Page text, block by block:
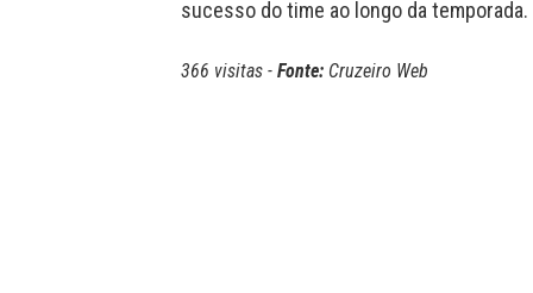
sucesso do time ao longo da temporada.
366 visitas - Fonte: Cruzeiro Web